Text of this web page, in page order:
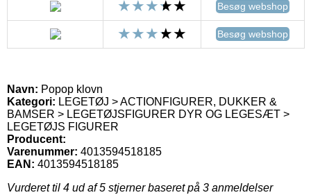
Besøg webshop
Besøg webshop
Navn: Popop klovn
Kategori: LEGETØJ > ACTIONFIGURER, DUKKER &
BAMSER > LEGETØJSFIGURER DYR OG LEGESÆT >
LEGETØJS FIGURER
Producent:
Varenummer: 4013594518185
EAN: 4013594518185
Vurderet til 4 ud af 5 stjerner baseret på 3 anmeldelser